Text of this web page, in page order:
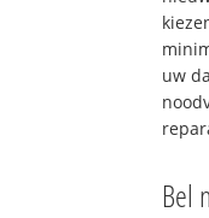
uw
Bel